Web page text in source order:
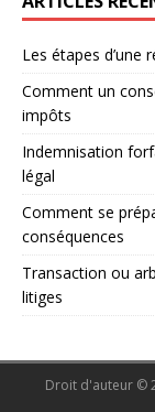
Les étapes d’une
Comment un
impôts
Indemnisation
légal
Comment se
conséquences
Transaction ou
litiges
Droit d'auteur ©